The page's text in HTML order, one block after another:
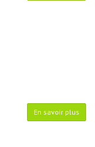
En savoir plus